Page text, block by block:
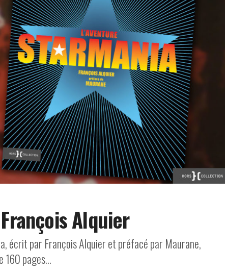
Alquier
écrit par François Alquier et préfacé par Maurane,
160 pages...